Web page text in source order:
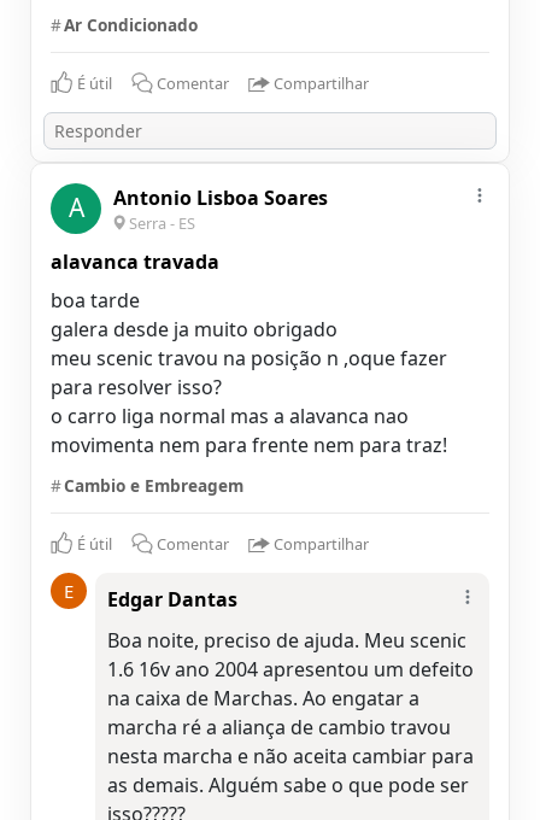
#Ar Condicionado
É útil Comentar Compartilhar
A Antonio Lisboa Soares
Serra - ES
alavanca travada
boa tarde
galera desde ja muito obrigado
meu scenic travou na posição n ,oque fazer
para resolver isso?
o carro liga normal mas a alavanca nao
movimenta nem para frente nem para traz!
#Cambio e Embreagem
É útil Comentar Compartilhar
E
Edgar Dantas
Boa noite, preciso de ajuda. Meu scenic
1.6 16v ano 2004 apresentou um defeito
na caixa de Marchas. Ao engatar a
marcha ré a aliança de cambio travou
nesta marcha e não aceita cambiar para
as demais. Alguém sabe o que pode ser